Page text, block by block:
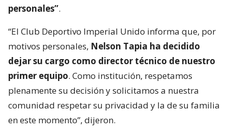
personales”.
“El Club Deportivo Imperial Unido informa que, por
motivos personales, Nelson Tapia ha decidido
dejar su cargo como director técnico de nuestro
primer equipo. Como institución, respetamos
plenamente su decisión y solicitamos a nuestra
comunidad respetar su privacidad y la de su familia
en este momento”, dijeron.